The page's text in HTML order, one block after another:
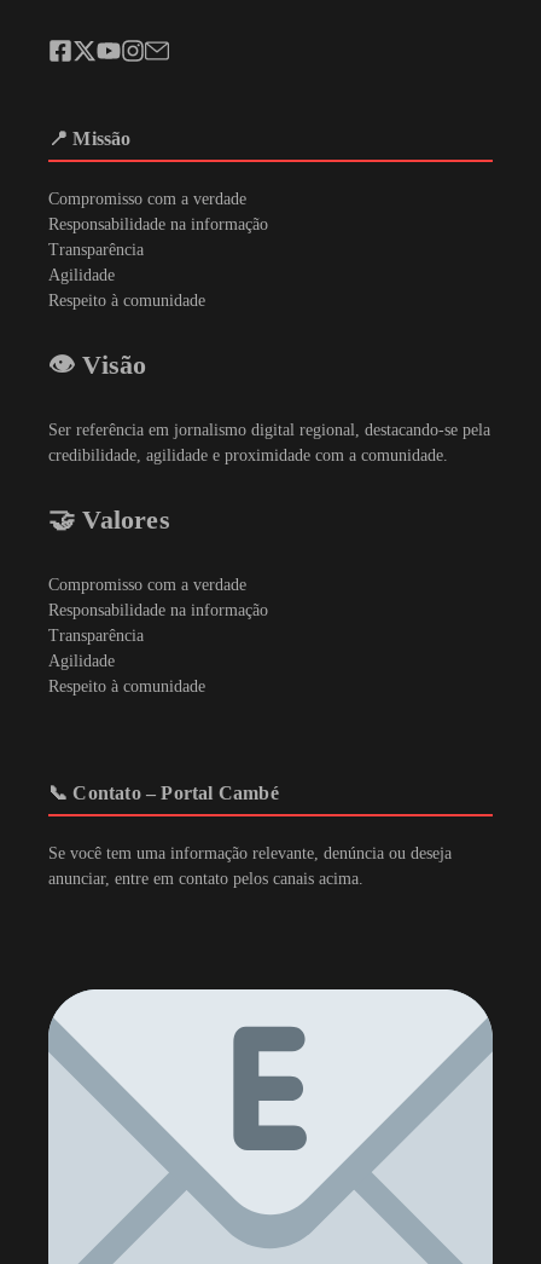
📍 Missão
Compromisso com a verdade
Responsabilidade na informação
Transparência
Agilidade
Respeito à comunidade
👁️ Visão
Ser referência em jornalismo digital regional, destacando-se pela
credibilidade, agilidade e proximidade com a comunidade.
🤝 Valores
Compromisso com a verdade
Responsabilidade na informação
Transparência
Agilidade
Respeito à comunidade
📞 Contato – Portal Cambé
Se você tem uma informação relevante, denúncia ou deseja
anunciar, entre em contato pelos canais acima.